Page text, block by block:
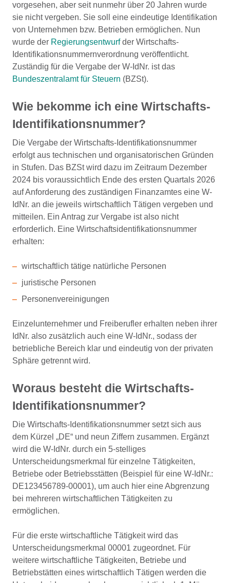
vorgesehen, aber seit nunmehr über 20 Jahren wurde
sie nicht vergeben. Sie soll eine eindeutige Identifikation
von Unternehmen bzw. Betrieben ermöglichen. Nun
wurde der Regierungsentwurfder Wirtschafts-
Identifikationsnummernverordnung veröffentlicht.
Zuständig für die Vergabe der W-IdNr. ist das
Bundeszentralamt für Steuern (BZSt).
Wie bekomme ich eine Wirtschafts-
Identifikationsnummer?
Die Vergabe der Wirtschafts-Identifikationsnummer
erfolgt aus technischen und organisatorischen Gründen
in Stufen. Das BZSt wird dazu im Zeitraum Dezember
2024 bis voraussichtlich Ende des ersten Quartals 2026
auf Anforderung des zuständigen Finanzamtes eine W-
IdNr. an die jeweils wirtschaftlich Tätigen vergeben und
mitteilen. Ein Antrag zur Vergabe ist also nicht
erforderlich. Eine Wirtschaftsidentifikationsnummer
erhalten:
wirtschaftlich tätige natürliche Personen
juristische Personen
Personenvereinigungen
Einzelunternehmer und Freiberufler erhalten neben ihrer
IdNr. also zusätzlich auch eine W-IdNr., sodass der
betriebliche Bereich klar und eindeutig von der privaten
Sphäre getrennt wird.
Woraus besteht die Wirtschafts-
Identifikationsnummer?
Die Wirtschafts-Identifikationsnummer setzt sich aus
dem Kürzel „DE“ und neun Ziffern zusammen. Ergänzt
wird die W-IdNr. durch ein 5-stelliges
Unterscheidungsmerkmal für einzelne Tätigkeiten,
Betriebe oder Betriebsstätten (Beispiel für eine W-IdNr.:
DE123456789-00001), um auch hier eine Abgrenzung
bei mehreren wirtschaftlichen Tätigkeiten zu
ermöglichen.
Für die erste wirtschaftliche Tätigkeit wird das
Unterscheidungsmerkmal 00001 zugeordnet. Für
weitere wirtschaftliche Tätigkeiten, Betriebe und
Betriebstätten eines wirtschaftlich Tätigen werden die